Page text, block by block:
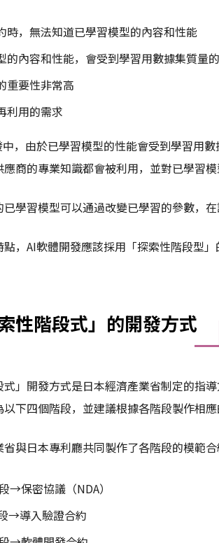
時，無法知道已學習模型的內容和性能
的內容和性能，會受到學習用數據集質量
重要性非常高
利用的需求
，由於已學習模型的性能會受到學習用
商的專業知識都會被利用，並對已學習模
已學習模型可以通過改變已學習的參數，
，AI軟體開發應該採用「探索性階段型」
索性階段式」的開發方式
式」開發方式是日本經濟產業省制定的指
下四個階段，並建議根據各階段製作相應
與日本專利廳共同製作了各階段的模範合
→保密協議（NDA）
→導入驗證合約